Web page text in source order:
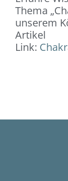
Thema
unserem
Artikel
Link: